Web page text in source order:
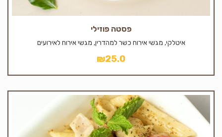
פסטה פוזילי
איטלקי, מגשי אירוח כשר למהדרין, מגשי אירוח לאירועים
₪25.0